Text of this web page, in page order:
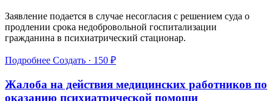
Заявление подается в случае несогласия с решением суда о
продлении срока недобровольной госпитализации
гражданина в психиатрический стационар.
Подробнее Создать · 150 ₽
Жалоба на действия медицинских работников по
оказанию психиатрической помощи